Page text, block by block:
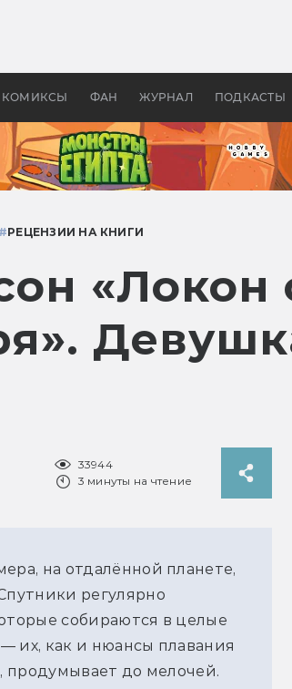
КОМИКСЫ ФАН ЖУРНАЛ ПОДКАСТЫ
—
бы «Властелина колец»
РЕЦЕНЗИИ НА КНИГИ
«Локон
33944
3 минуты на чтение
на отдалённой планете,
регулярно
собираются в целые
их, как и нюансы плавания
продумывает до мелочей.